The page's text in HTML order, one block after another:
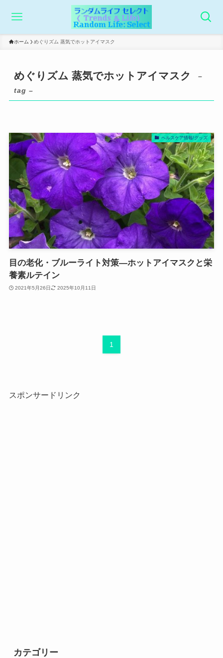
ホーム めぐりズム 蒸気でホットアイマスク
めぐりズム 蒸気でホットアイマスク
–
tag –
ヘルスケア情報/グッズ
目の老化・ブルーライト対策―ホットアイマスクと栄
養素ルテイン
2021年5月26日 2025年10月11日
1
スポンサードリンク
カテゴリー